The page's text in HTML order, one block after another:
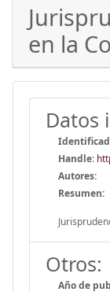
en la
Datos
Handle:
Autores:
Resumen:
Otros:
Año de